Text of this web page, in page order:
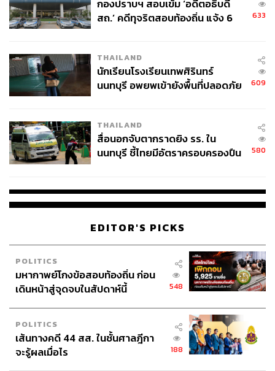
ช่วงปี 2552 ซึ่งตรงกับจังหวะที่ประเทศกำลังเข้าสู่การเลือกตั้ง
ปี 2554 เขายอมรับว่าเวลานั้นคือช่วงที่ความกดดัน และ
เพราะก่อนหน้านั้น บนเส้นทางการเมืองแทบทั้งหมดมีพ่อเป็น
ผู้วางระบบและดูแลให้ ตั้งแต่การหาเสียง การวางแผน ไป
จนถึงรายละเอียดต่างๆ แต่เมื่อไม่มีพ่ออยู่แล้ว เขาต้องเริ่มต้น
ไม่
สิ่งที่กลายเป็นแรงผลักสำคัญ คือ เสียงสะท้อนจากประชาชน
จำที่มีต่อพ่อ ทั้งเรื่องน้ำสะอาด ถนน และการพัฒนาพื้นที่
วางมือจากการเมือง ผู้คนจะจดจำเขาได้แบบเดียวกันหรือไม่
คำถามนั้นกลายเป็นแรงขับให้พลพีร์ลงพื้นที่อย่างต่อเนื่อง
เพื่อมองปัญหาด้วยตัวเองและแก้ไขให้ตรงจุด
ส่วนเส้นทางการเมืองอย่างเป็นทางการ พลพีร์เริ่มต้นกับ
พรรคเพื่อแผ่นดิน ตามแนวทางของพ่อที่ร่วมงานกับสุวัจน์ ลิ
ปตพัลลภ ก่อนย้ายไปพรรคเพื่อไทยหลังรัฐประหาร จากความ
สัมพันธ์ใกล้ชิดระหว่างแกนนำพรรคกับครอบครัว และในปี
2562 จึงย้ายมาสังกัดพรรคภูมิใจไทย โดยมีวัชรพงศ์ คูวิจิตร
กองปราบฯ สอบเข้ม ‘อดีตอธิบดี
สถ.’ คดีทุจริตสอบท้องถิ่น แจ้ง 6
633
THAILAND
นักเรียนโรงเรียนเทพศิรินทร์
นนทบุรี อพยพเข้ายังพื้นที่ปลอดภัย
609
THAILAND
สื่อนอกจับตากราดยิง รร. ใน
นนทบุรี ชี้ไทยมีอัตราครอบครองปืน
580
EDITOR'S PICKS
POLITICS
มหากาพย์โกงข้อสอบท้องถิ่น ก่อน
เดินหน้าสู่จุดจบในสัปดาห์นี้
548
POLITICS
เส้นทางคดี 44 สส. ในชั้นศาลฎีกา
จะรู้ผลเมื่อไร
188